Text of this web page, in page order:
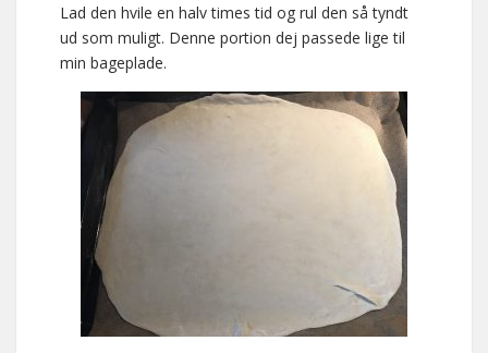
Lad den hvile en halv times tid og rul den så tyndt
ud som muligt. Denne portion dej passede lige til
min bageplade.